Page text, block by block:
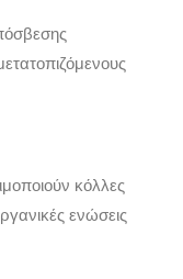
κόλλες
ενώσεις